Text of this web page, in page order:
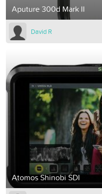
Aputure 300d Mark II
David R
Atomos Shinobi SDI